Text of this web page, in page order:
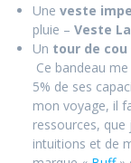
Une veste
pluie – Veste
Un tour de
Ce bandeau
5% de ses
mon voyage, il
ressources, que
intuitions et de